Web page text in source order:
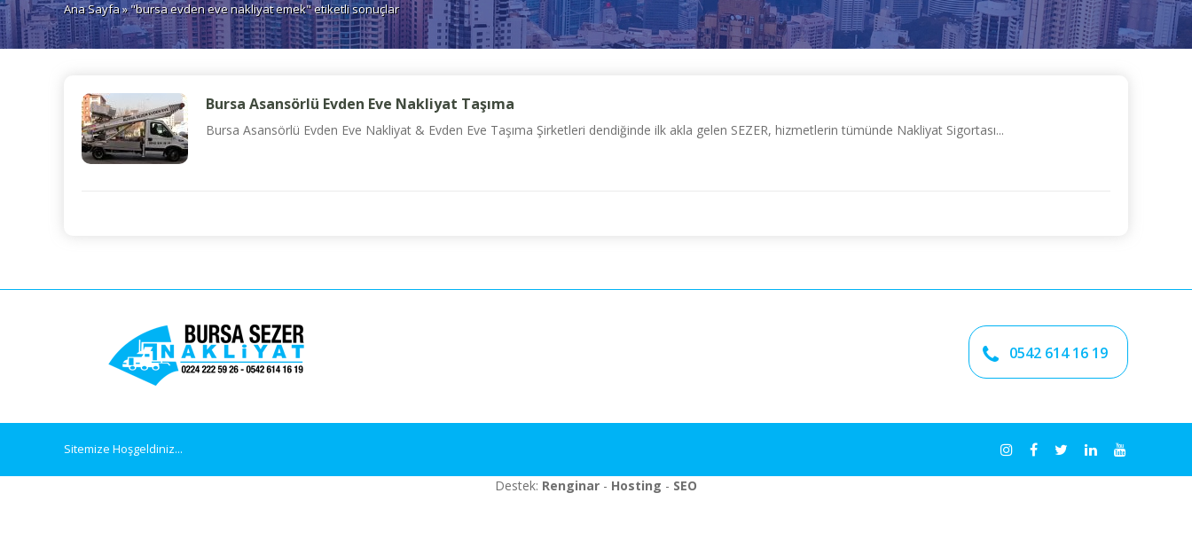
Ana Sayfa» "bursa evden eve nakliyat emek" etiketli sonuçlar
Bursa Asansörlü Evden Eve Nakliyat Taşıma
Bursa Asansörlü Evden Eve Nakliyat & Evden Eve Taşıma Şirketleri dendiğinde ilk akla gelen SEZER, hizmetlerin tümünde Nakliyat Sigortası...
0542 614 16 19
Sitemize Hoşgeldiniz...
Destek: Renginar - Hosting - SEO